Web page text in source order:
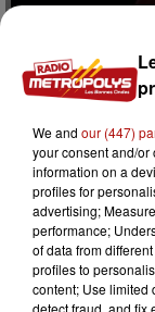
NOUVEAU
VENDREDI !
« C'est à qui le
We and our (447)
your consent and/or
information on a
profiles for
advertising;
performance;
of data from
profiles to
content; Use limited
detect fraud, and fix